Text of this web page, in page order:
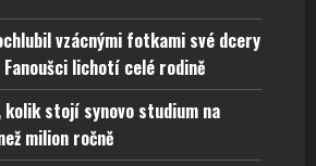
vzácnými fotkami své dcery
lichotí celé rodině
kolik stojí synovo studium na
milion ročně